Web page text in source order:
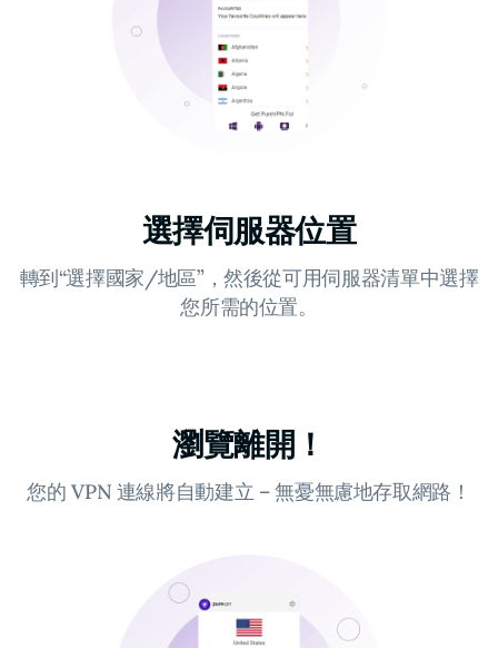
選擇伺服器位置
轉到“選擇國家/地區”，然後從可用伺服器清單中選擇
您所需的位置。
瀏覽離開！
您的 VPN 連線將自動建立 – 無憂無慮地存取網路！